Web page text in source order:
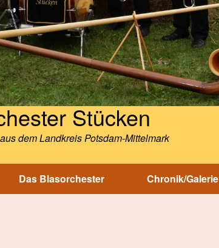
Stücken
dem Landkreis Potsdam-Mittelmark
Das Blasorchester Chronik/Galerie